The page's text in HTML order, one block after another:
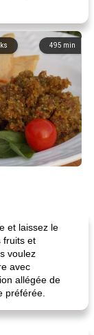
495 min
et laissez le
fruits et
voulez
avec
allégée de
préférée.